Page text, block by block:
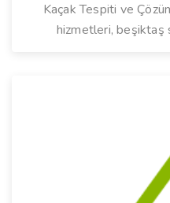
Kaçak Tespiti ve
hizmetleri, beşiktaş